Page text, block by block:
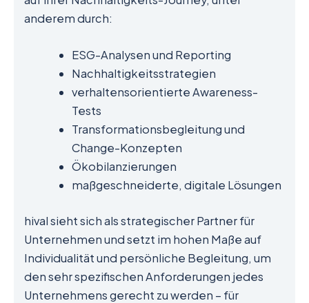
anderem durch:
ESG-Analysen und Reporting
Nachhaltigkeitsstrategien
verhaltensorientierte Awareness-
Tests
Transformationsbegleitung und
Change-Konzepten
Ökobilanzierungen
maßgeschneiderte, digitale Lösungen
hival sieht sich als strategischer Partner für
Unternehmen und setzt im hohen Maße auf
Individualität und persönliche Begleitung, um
den sehr spezifischen Anforderungen jedes
Unternehmens gerecht zu werden – für